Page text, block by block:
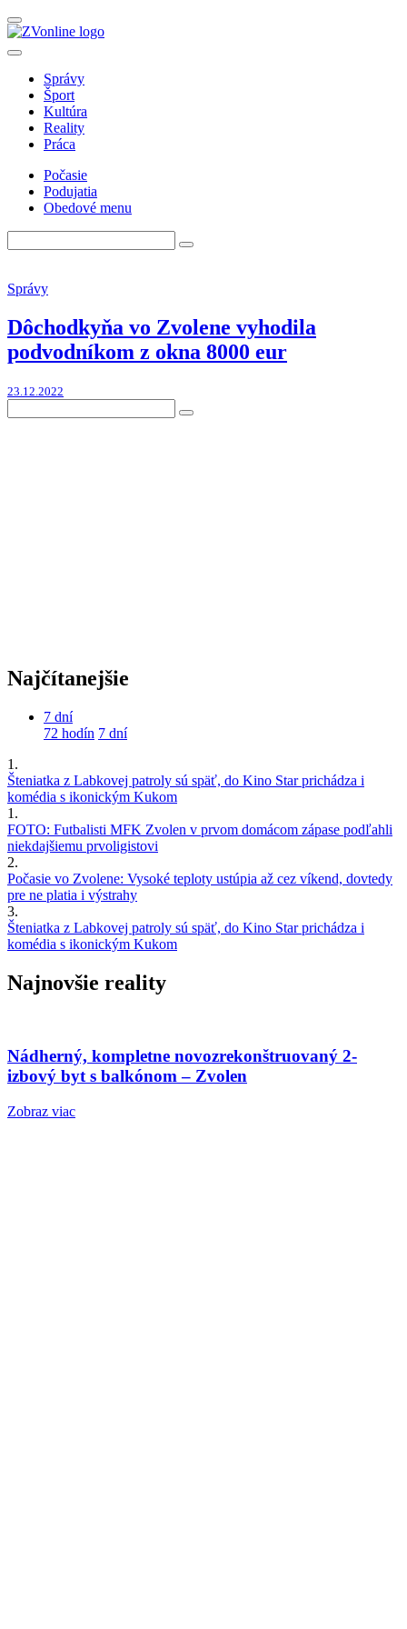
Správy
Šport
Kultúra
Reality
Práca
Počasie
Podujatia
Obedové menu
Správy
Dôchodkyňa vo Zvolene vyhodila
podvodníkom z okna 8000 eur
23.12.2022
Najčítanejšie
7 dní
72 hodín 7 dní
1.
Šteniatka z Labkovej patroly sú späť, do Kino Star prichádza i
komédia s ikonickým Kukom
1.
FOTO: Futbalisti MFK Zvolen v prvom domácom zápase podľahli
niekdajšiemu prvoligistovi
2.
Počasie vo Zvolene: Vysoké teploty ustúpia až cez víkend, dovtedy
pre ne platia i výstrahy
3.
Šteniatka z Labkovej patroly sú späť, do Kino Star prichádza i
komédia s ikonickým Kukom
Najnovšie reality
Nádherný, kompletne novozrekonštruovaný 2-
izbový byt s balkónom – Zvolen
Zobraz viac